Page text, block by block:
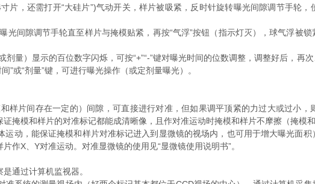
，还需打开“大硅片”)气动开关，样片被吸紧，反时针旋转曝光间隙调节手轮，
间隙调节手轮直至样片与掩模贴紧，再按“气浮”按钮（指示灯灭），球气浮被锁
）显示的百位数字闪烁，可按“+”“-”键对曝光时间的位数调整，调整好后，再
”或“剂量”键，可进行曝光操作（或定剂量曝光）。
片间存在一定的）间隙，可直接进行对准，但如果调平顶紧的力过大或过小，
掩模和样片的对准标记都能成清晰像，且作对准运动时掩模和样片不摩擦（掩模和
，能保证掩模和样片对准标记进入到显微镜的视场内，也可用于增大曝光面积
作X、Y对准运动。对准显微镜的使用见“显微镜使用说明书”。
通过计算机监视器。